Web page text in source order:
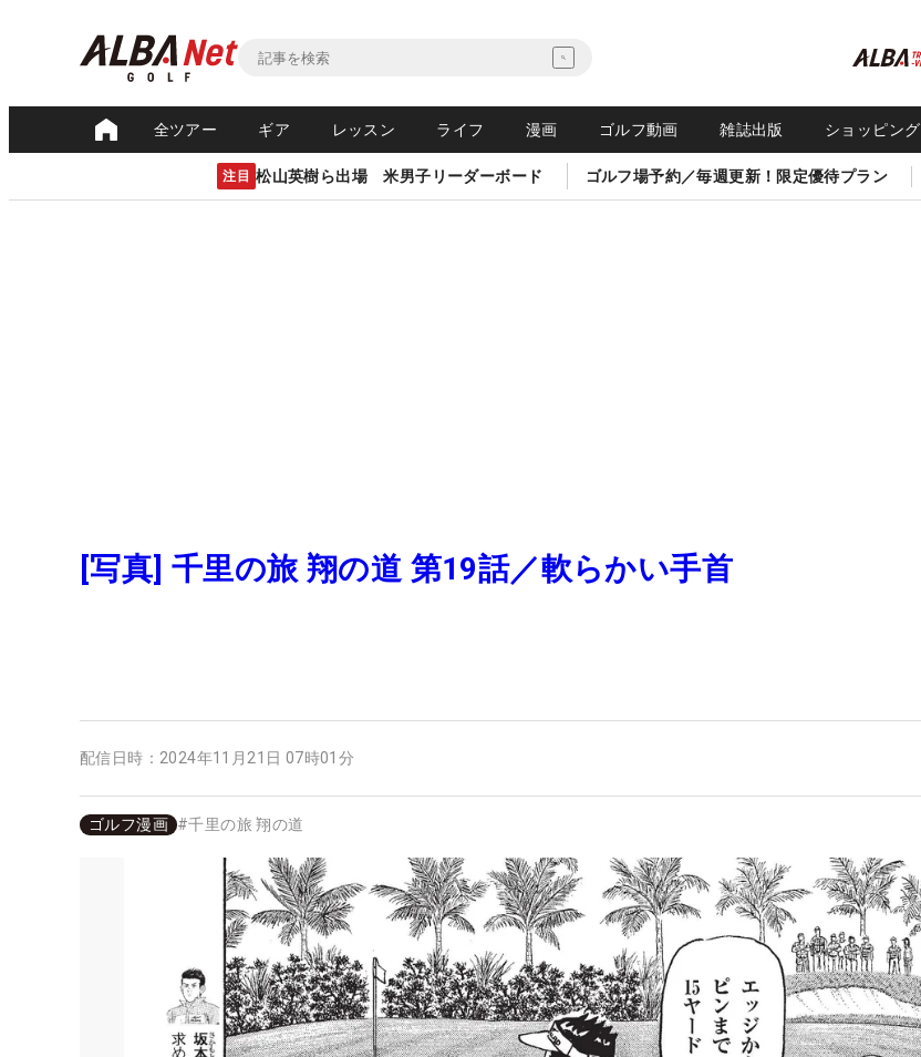
全ツアー ギア レッスン ライフ 漫画 ゴルフ動画 雑誌出版 ショッピング
注目 松山英樹ら出場 米男子リーダーボード ゴルフ場予約／毎週更新！限定優待プラン
[写真] 千里の旅 翔の道 第19話／軟らかい手首
配信日時： 2024年11月21日 07時01分
ゴルフ漫画 #千里の旅 翔の道